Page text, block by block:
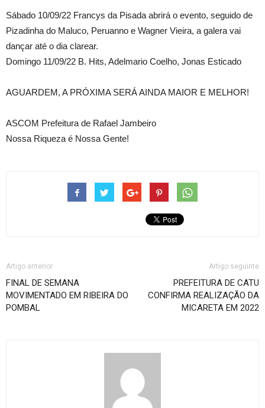
Sábado 10/09/22 Francys da Pisada abrirá o evento, seguido de
Pizadinha do Maluco, Peruanno e Wagner Vieira, a galera vai
dançar até o dia clarear.
Domingo 11/09/22 B. Hits, Adelmario Coelho, Jonas Esticado
AGUARDEM, A PRÓXIMA SERÁ AINDA MAIOR E MELHOR!
ASCOM Prefeitura de Rafael Jambeiro
Nossa Riqueza é Nossa Gente!
Artigo anterior
FINAL DE SEMANA
MOVIMENTADO EM RIBEIRA DO
POMBAL
Artigo seguinte
PREFEITURA DE CATU
CONFIRMA REALIZAÇÃO DA
MICARETA EM 2022